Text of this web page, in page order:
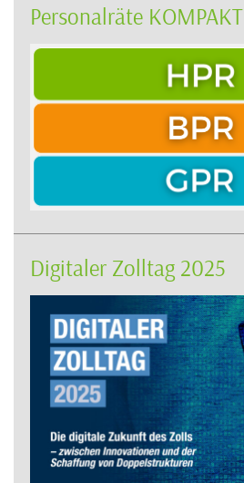
Personalräte KOMPAKT
Digitaler Zolltag 2025